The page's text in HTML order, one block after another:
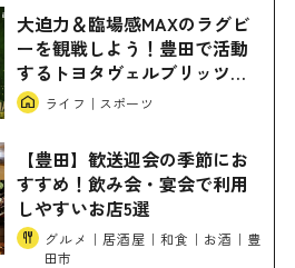
大迫力＆臨場感MAXのラグビ
ーを観戦しよう！豊田で活動
するトヨタヴェルブリッツの
魅力とは
ライフ｜スポーツ
【豊田】歓送迎会の季節にお
すすめ！飲み会・宴会で利用
しやすいお店5選
グルメ｜居酒屋｜和食｜お酒｜豊
田市